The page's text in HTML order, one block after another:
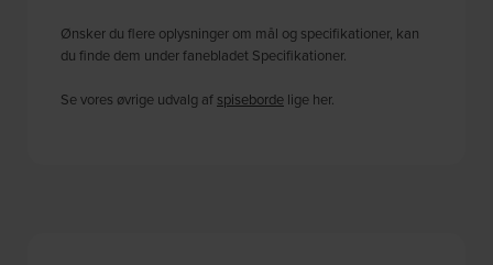
Ønsker du flere oplysninger om mål og specifikationer, kan
du finde dem under fanebladet Specifikationer.
Se vores øvrige udvalg af spiseborde lige her.